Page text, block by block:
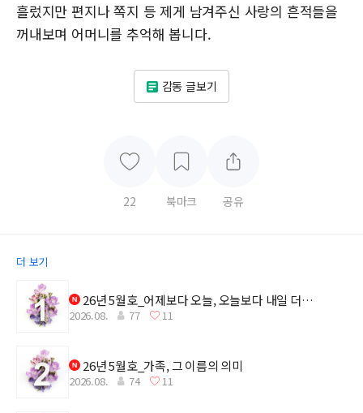
흘렀지만 편지나 쪽지 등 제게 남겨주신 사랑의 흔적들을
꺼내보며 어머니를 추억해 봅니다.
감동 글보기
22 북마크 공유
더 보기
26년 5월호_어제보다 오늘, 오늘보다 내일 더
깊어지는 감사
2026.08. 77 11
26년 5월호_가족, 그 이름의 의미
2026.08. 74 11